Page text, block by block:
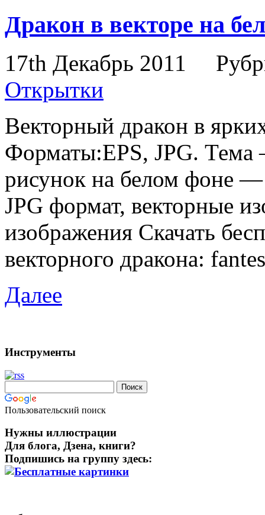
Дракон в векторе на
17th Декабрь 2011
Открытки
Векторный дракон в
Форматы:EPS, JPG.
рисунок на белом фоне
JPG формат, векторные
изображения Скачать
векторного дракона:
Далее
Инструменты
Пользовательский поиск
Нужны иллюстрации
Для блога, Дзена, книги?
Подпишись на группу здесь: